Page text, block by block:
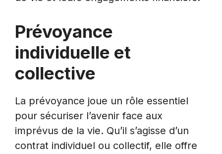
Prévoyance
individuelle et
collective
La prévoyance joue un rôle essentiel
pour sécuriser l’avenir face aux
imprévus de la vie. Qu’il s’agisse d’un
contrat individuel ou collectif, elle offre